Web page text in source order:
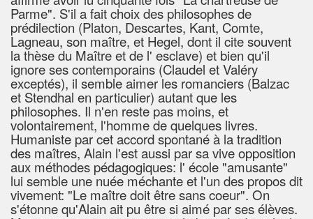
Parme". S'il a fait choix des philosophes de
prédilection (Platon, Descartes, Kant, Comte,
Lagneau, son maître, et Hegel, dont il cite souvent
la thèse du Maître et de l' esclave) et bien qu'il
ignore ses contemporains (Claudel et Valéry
exceptés), il semble aimer les romanciers (Balzac
et Stendhal en particulier) autant que les
philosophes. Il n'en reste pas moins, et
volontairement, l'homme de quelques livres.
Humaniste par cet accord spontané à la tradition
des maîtres, Alain l'est aussi par sa vive opposition
aux méthodes pédagogiques: l' école "amusante"
lui semble une nuée méchante et l'un des propos dit
vivement: "Le maître doit être sans coeur". On
s'étonne qu'Alain ait pu être si aimé par ses élèves.